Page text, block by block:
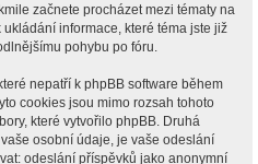
začnete procházet mezi tématy na
ukládání informace, které téma jste již
pohybu po fóru.
nepatří k phpBB software během
cookies jsou mimo rozsah tohoto
které vytvořilo phpBB. Druhá
osobní údaje, je vaše odeslání
odeslání příspěvků jako anonymní